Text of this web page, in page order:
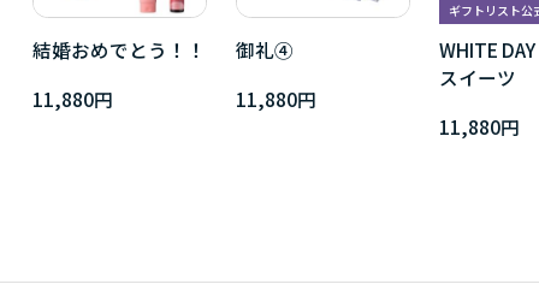
結婚おめでとう！！
11,880円
御礼④
11,880円
ギフトリスト公
WHITE
スイーツ
11,880円